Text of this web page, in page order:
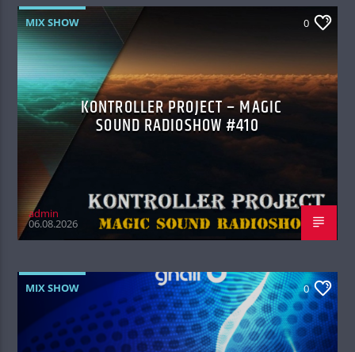
MIX SHOW 0
KONTROLLER PROJECT – MAGIC
SOUND RADIOSHOW #410
admin
06.08.2026
MIX SHOW 0